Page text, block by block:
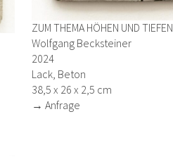
ZUM THEMA HÖHEN UND TIEFEN
Wolfgang Becksteiner
2024
Lack, Beton
38,5 x 26 x 2,5 cm
→ Anfrage